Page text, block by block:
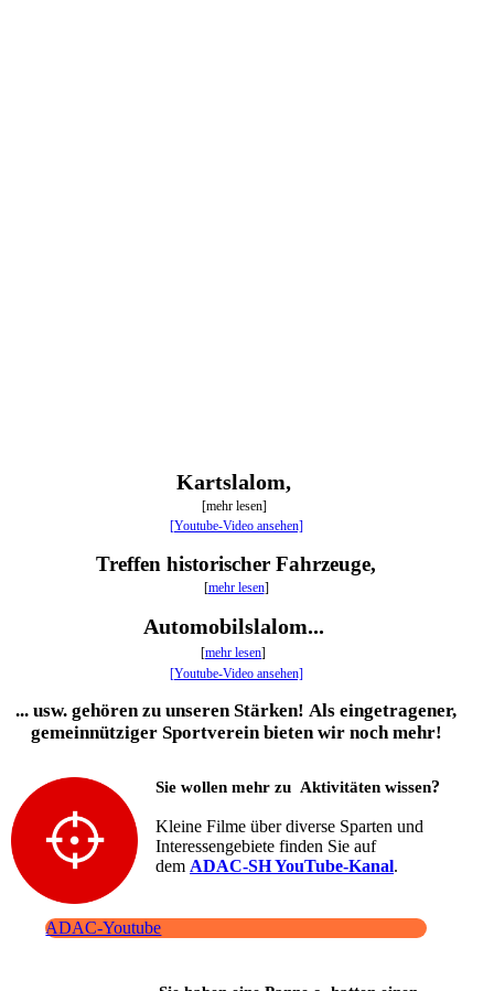
Kartslalom,
[mehr lesen]
[Youtube-Video ansehen]
Treffen historischer Fahrzeuge,
[mehr lesen]
Automobilslalom...
[mehr lesen]
[Youtube-Video ansehen]
... usw. gehören zu unseren Stärken! Als eingetragener,
gemeinnütziger Sportverein bieten wir noch mehr!
Sie wollen mehr zu Aktivitäten wissen?
Kleine Filme über diverse Sparten und
Interessengebiete finden Sie auf
dem ADAC-SH YouTube-Kanal.
ADAC-Youtube